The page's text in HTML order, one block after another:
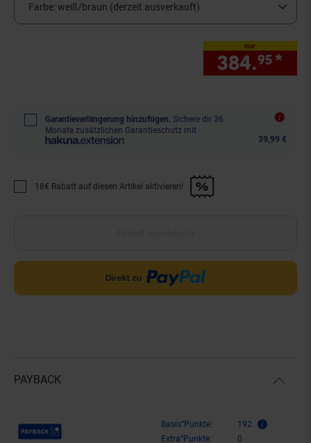
Farbe: weiß/braun (derzeit ausverkauft)
nur
384.95 *
Garantieverlängerung hinzufügen. Sichere dir 36
Monate zusätzlichen Garantieschutz mit
39,99 €
Promotion "18€ Rabatt auf diesen Artikel aktivieren!" anwenden
18€ Rabatt auf diesen Artikel aktivieren!
PAYBACK
Payback Punkte Basis°Punkte:
192
Extra°Punkte:
0